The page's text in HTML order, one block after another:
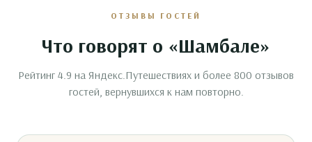
ОТЗЫВЫ ГОСТЕЙ
Что говорят о «Шамбале»
Рейтинг 4.9 на Яндекс.Путешествиях и более 800 отзывов
гостей, вернувшихся к нам повторно.